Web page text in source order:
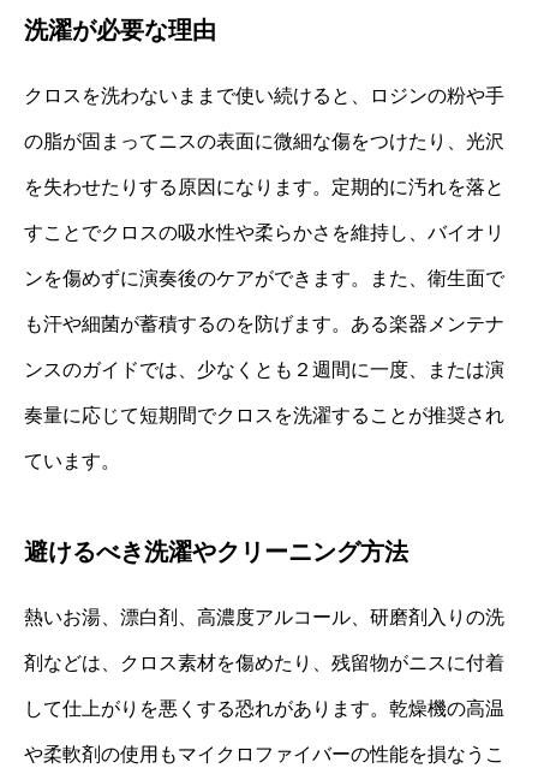
洗濯が必要な理由
クロスを洗わないままで使い続けると、ロジンの粉や手
の脂が固まってニスの表面に微細な傷をつけたり、光沢
を失わせたりする原因になります。定期的に汚れを落と
すことでクロスの吸水性や柔らかさを維持し、バイオリ
ンを傷めずに演奏後のケアができます。また、衛生面で
も汗や細菌が蓄積するのを防げます。ある楽器メンテナ
ンスのガイドでは、少なくとも２週間に一度、または演
奏量に応じて短期間でクロスを洗濯することが推奨され
ています。
避けるべき洗濯やクリーニング方法
熱いお湯、漂白剤、高濃度アルコール、研磨剤入りの洗
剤などは、クロス素材を傷めたり、残留物がニスに付着
して仕上がりを悪くする恐れがあります。乾燥機の高温
や柔軟剤の使用もマイクロファイバーの性能を損なうこ